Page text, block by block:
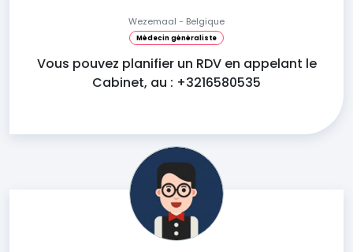
Wezemaal - Belgique
Médecin généraliste
Vous pouvez planifier un RDV en appelant le
Cabinet, au : +3216580535